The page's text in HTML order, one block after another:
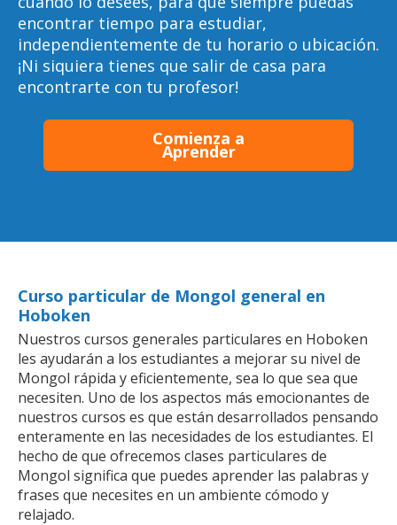
encontrar tiempo para estudiar,
independientemente de tu horario o ubicación.
¡Ni siquiera tienes que salir de casa para
encontrarte con tu profesor!
Comienza a
Aprender
Curso particular de Mongol general en
Hoboken
Nuestros cursos generales particulares en Hoboken
les ayudarán a los estudiantes a mejorar su nivel de
Mongol rápida y eficientemente, sea lo que sea que
necesiten. Uno de los aspectos más emocionantes de
nuestros cursos es que están desarrollados pensando
enteramente en las necesidades de los estudiantes. El
hecho de que ofrecemos clases particulares de
Mongol significa que puedes aprender las palabras y
frases que necesites en un ambiente cómodo y
relajado.